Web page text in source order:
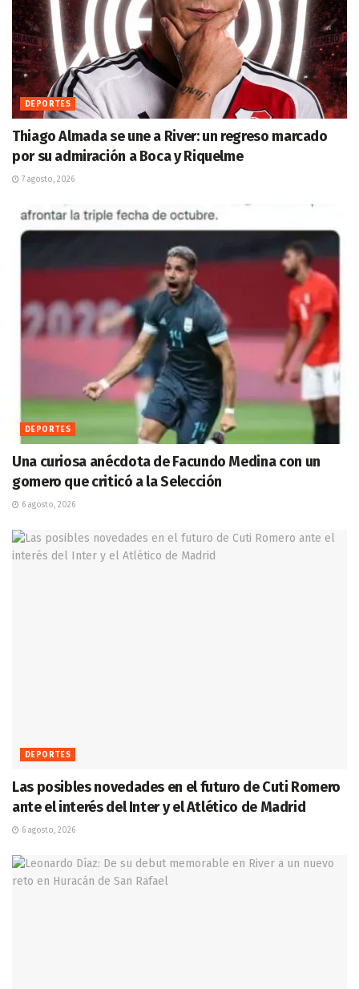
DEPORTES
Thiago Almada se une a River: un regreso marcado
por su admiración a Boca y Riquelme
7 agosto, 2026
DEPORTES
Una curiosa anécdota de Facundo Medina con un
gomero que criticó a la Selección
6 agosto, 2026
DEPORTES
Las posibles novedades en el futuro de Cuti Romero
ante el interés del Inter y el Atlético de Madrid
6 agosto, 2026